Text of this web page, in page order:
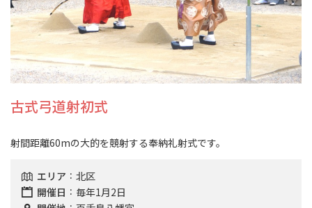
古式弓道射初式
射間距離60mの大的を競射する奉納礼射式です。
エリア
北区
開催日
毎年1月2日